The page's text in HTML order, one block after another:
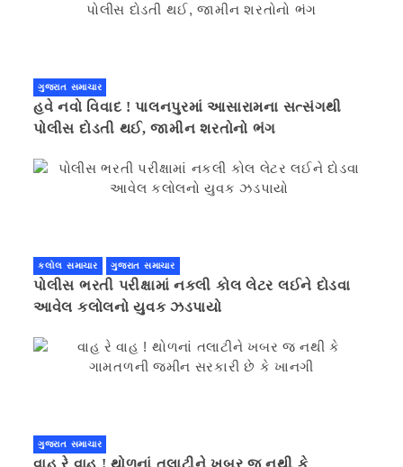
ગુજરાત સમાચાર
હવે નવો વિવાદ ! પાલનપુરમાં આસારામના સત્સંગથી
પોલીસ દોડતી થઈ, જામીન શરતોનો ભંગ
કલોલ સમાચાર ગુજરાત સમાચાર
પોલીસ ભરતી પરીક્ષામાં નકલી કોલ લેટર લઈને દોડવા
આવેલ કલોલનો યુવક ઝડપાયો
ગુજરાત સમાચાર
વાહ રે વાહ ! થોળનાં તલાટીને ખબર જ નથી કે